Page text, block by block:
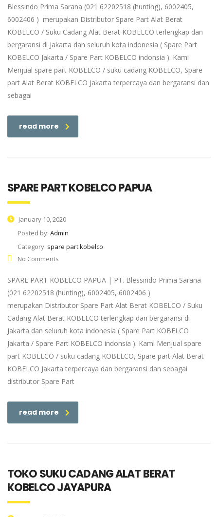
Blessindo Prima Sarana (021 62202518 (hunting), 6002405,
6002406 ) merupakan Distributor Spare Part Alat Berat
KOBELCO / Suku Cadang Alat Berat KOBELCO terlengkap dan
bergaransi di Jakarta dan seluruh kota indonesia ( Spare Part
KOBELCO Jakarta / Spare Part KOBELCO indonsia ). Kami
Menjual spare part KOBELCO / suku cadang KOBELCO, Spare
part Alat Berat KOBELCO Jakarta terpercaya dan bergaransi dan
sebagai
read more
SPARE PART KOBELCO PAPUA
January 10, 2020
Posted by: Admin
Category: spare part kobelco
No Comments
SPARE PART KOBELCO PAPUA | PT. Blessindo Prima Sarana
(021 62202518 (hunting), 6002405, 6002406 )
merupakan Distributor Spare Part Alat Berat KOBELCO / Suku
Cadang Alat Berat KOBELCO terlengkap dan bergaransi di
Jakarta dan seluruh kota indonesia ( Spare Part KOBELCO
Jakarta / Spare Part KOBELCO indonsia ). Kami Menjual spare
part KOBELCO / suku cadang KOBELCO, Spare part Alat Berat
KOBELCO Jakarta terpercaya dan bergaransi dan sebagai
distributor Spare Part
read more
TOKO SUKU CADANG ALAT BERAT
KOBELCO JAYAPURA